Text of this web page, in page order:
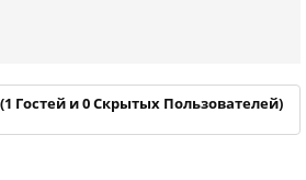
Гостей и 0 Скрытых Пользователей)